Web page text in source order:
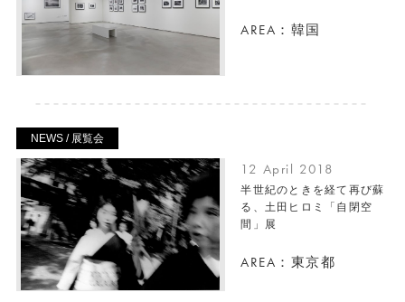
AREA：韓国
NEWS / 展覧会
12 April 2018
半世紀のときを経て再び蘇
る、土田ヒロミ「自閉空
間」展
AREA：東京都